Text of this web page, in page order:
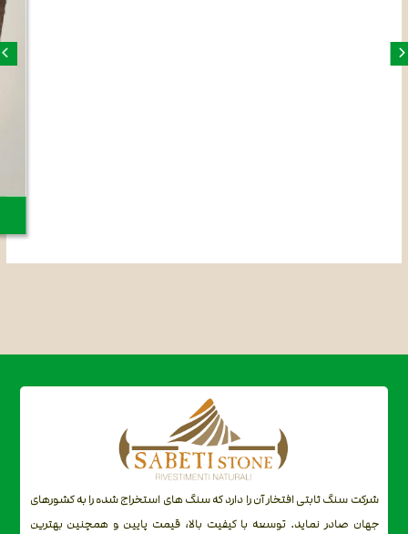
شرکت سنگ ثابتی افتخار آن را دارد که سنگ های استخراج شده را به کشورهای
جهان صادر نماید. توسعه با کیفیت بالا، قیمت پایین و همچنین بهترین